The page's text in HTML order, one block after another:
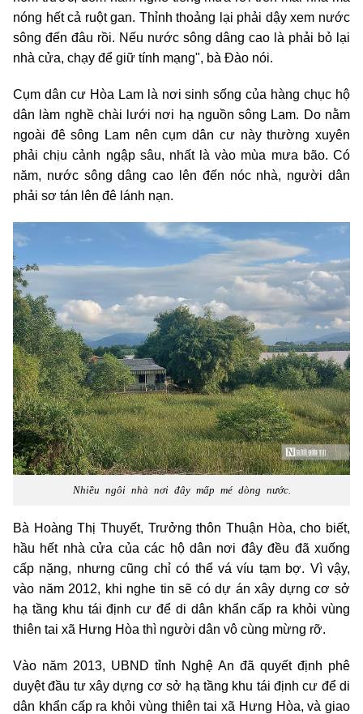
nóng hết cả ruột gan. Thỉnh thoảng lại phải dậy xem nước
sông đến đâu rồi. Nếu nước sông dâng cao là phải bỏ lại
nhà cửa, chạy để giữ tính mạng", bà Đào nói.
Cụm dân cư Hòa Lam là nơi sinh sống của hàng chục hộ
dân làm nghề chài lưới nơi hạ nguồn sông Lam. Do nằm
ngoài đê sông Lam nên cụm dân cư này thường xuyên
phải chịu cảnh ngập sâu, nhất là vào mùa mưa bão. Có
năm, nước sông dâng cao lên đến nóc nhà, người dân
phải sơ tán lên đê lánh nạn.
Nhiều ngôi nhà nơi đây mấp mé dòng nước.
Bà Hoàng Thị Thuyết, Trưởng thôn Thuận Hòa, cho biết,
hầu hết nhà cửa của các hộ dân nơi đây đều đã xuống
cấp nặng, nhưng cũng chỉ có thể vá víu tạm bợ. Vì vậy,
vào năm 2012, khi nghe tin sẽ có dự án xây dựng cơ sở
hạ tầng khu tái định cư để di dân khẩn cấp ra khỏi vùng
thiên tai xã Hưng Hòa thì người dân vô cùng mừng rỡ.
Vào năm 2013, UBND tỉnh Nghệ An đã quyết định phê
duyệt đầu tư xây dựng cơ sở hạ tầng khu tái định cư để di
dân khẩn cấp ra khỏi vùng thiên tai xã Hưng Hòa, và giao